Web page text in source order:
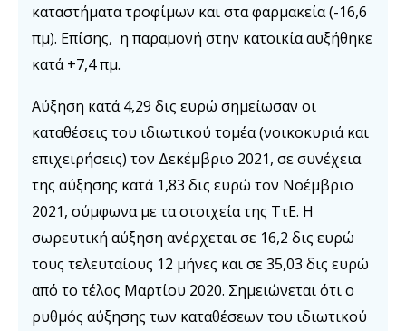
καταστήματα τροφίμων και στα φαρμακεία (-16,6
πμ). Επίσης, η παραμονή στην κατοικία αυξήθηκε
κατά +7,4 πμ.
Αύξηση κατά 4,29 δις ευρώ σημείωσαν οι
καταθέσεις του ιδιωτικού τομέα (νοικοκυριά και
επιχειρήσεις) τον Δεκέμβριο 2021, σε συνέχεια
της αύξησης κατά 1,83 δις ευρώ τον Νοέμβριο
2021, σύμφωνα με τα στοιχεία της ΤτΕ. Η
σωρευτική αύξηση ανέρχεται σε 16,2 δις ευρώ
τους τελευταίους 12 μήνες και σε 35,03 δις ευρώ
από το τέλος Μαρτίου 2020. Σημειώνεται ότι ο
ρυθμός αύξησης των καταθέσεων του ιδιωτικού